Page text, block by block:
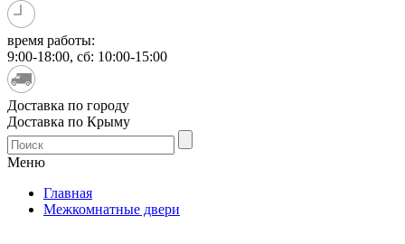
время работы:
9:00-18:00, сб: 10:00-15:00
Доставка по городу
Доставка по Крыму
Меню
Главная
Межкомнатные двери